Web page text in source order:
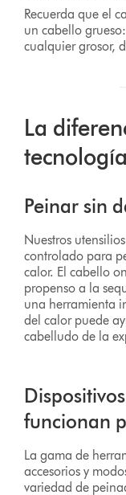
Recuerda que el
un cabello
cualquier grosor,
La
Peinar sin
Nuestros
controlado para
calor. El cabello
propenso a la
una herramienta
del calor puede
cabelludo de la
funcionan
La gama de
accesorios y
variedad de